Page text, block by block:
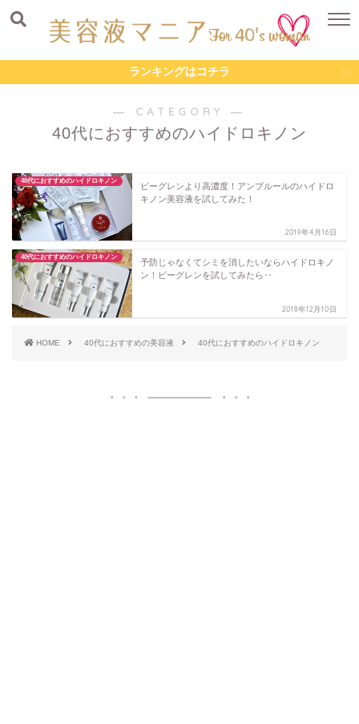
ランキングはコチラ
― CATEGORY ―
40代におすすめのハイドロキノン
40代におすすめのハイドロキノン
ビーグレンより高濃度！アンプルールのハイドロ
キノン美容液を試してみた！
2019年4月16日
40代におすすめのハイドロキノン
予防じゃなくてシミを消したいならハイドロキノ
ン！ビーグレンを試してみたら‥
2018年12月10日
HOME 40代におすすめの美容液 40代におすすめのハイドロキノン